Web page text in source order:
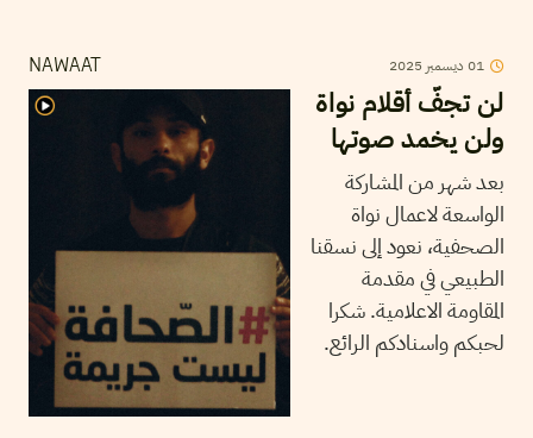
NAWAAT 01 ديسمبر 2025
لن تجفّ أقلام نواة
ولن يخمد صوتها
بعد شهر من المشاركة
الواسعة لاعمال نواة
الصحفية، نعود إلى نسقنا
الطبيعي في مقدمة
المقاومة الاعلامية. شكرا
لحبكم واسنادكم الرائع.